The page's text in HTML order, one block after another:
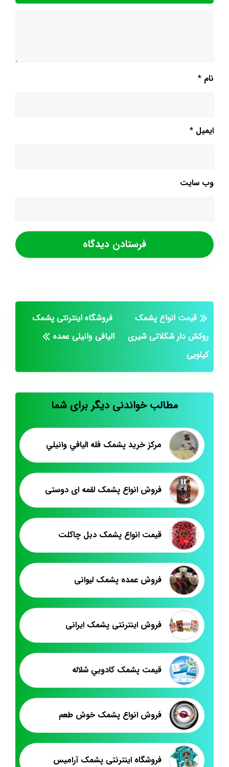
نام *
ایمیل *
وب‌ سایت
قیمت انواع پشمک
روکش دار شکلاتی شیری
کیلویی
فروشگاه اینترنتی پشمک
الیافی وانیلی عمده
مطالب خواندنی دیگر برای شما
مرکز خريد پشمک فله اليافي وانيلي
فروش انواع پشمک لقمه ای دوستی
قیمت انواع پشمک دبل چاکلت
فروش عمده پشمک لیوانی
فروش اینترنتی پشمک ایرانی
قيمت پشمک کادويي شلاله
فروش انواع پشمک خوش طعم
فروشگاه اینترنتی پشمک آرامیس